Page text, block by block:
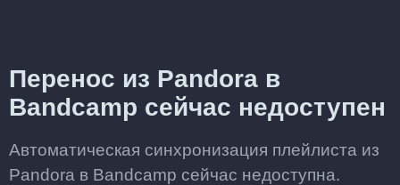
Перенос из Pandora в
Bandcamp сейчас недоступен
Автоматическая синхронизация плейлиста из
Pandora в Bandcamp сейчас недоступна.